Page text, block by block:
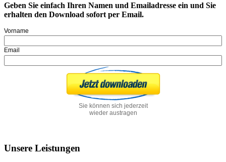
Geben Sie einfach Ihren Namen und Emailadresse ein und Sie
erhalten den Download sofort per Email.
Vorname
Email
Sie können sich jederzeit
wieder austragen
Unsere Leistungen